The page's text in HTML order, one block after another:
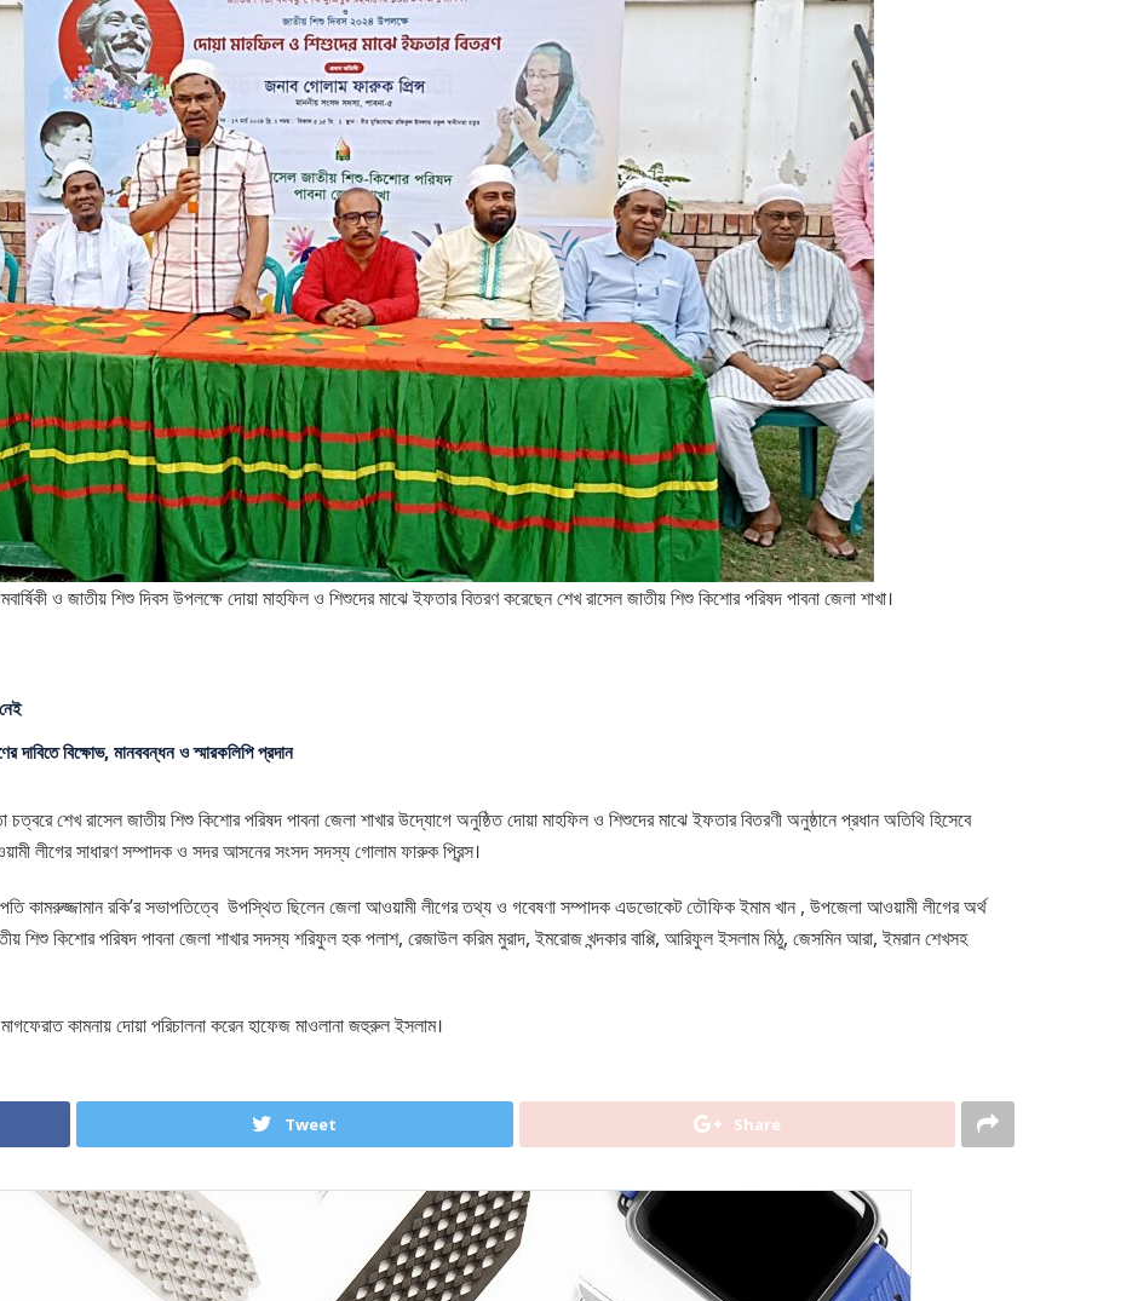
ও জাতীয় শিশু দিবস উপলক্ষে দোয়া মাহফিল ও শিশুদের মাঝে ইফতার বিতরণ করেছেন শেখ রাসেল জাতীয় শিশু কিশোর পরিষদ পাবনা জেলা শাখা।
দাবিতে বিক্ষোভ, মানববন্ধন ও স্মারকলিপি প্রদান
চত্বরে শেখ রাসেল জাতীয় শিশু কিশোর পরিষদ পাবনা জেলা শাখার উদ্যোগে অনুষ্ঠিত দোয়া মাহফিল ও শিশুদের মাঝে ইফতার বিতরণী অনুষ্ঠানে প্রধান অতিথি হিসেবে
লীগের সাধারণ সম্পাদক ও সদর আসনের সংসদ সদস্য গোলাম ফারুক প্রিন্স।
কামরুজ্জামান রকি’র সভাপতিত্বে উপস্থিত ছিলেন জেলা আওয়ামী লীগের তথ্য ও গবেষণা সম্পাদক এডভোকেট তৌফিক ইমাম খান , উপজেলা আওয়ামী লীগের অর্থ
শিশু কিশোর পরিষদ পাবনা জেলা শাখার সদস্য শরিফুল হক পলাশ, রেজাউল করিম মুরাদ, ইমরোজ খন্দকার বাপ্পি, আরিফুল ইসলাম মিঠু, জেসমিন আরা, ইমরান শেখসহ
কামনায় দোয়া পরিচালনা করেন হাফেজ মাওলানা জহুরুল ইসলাম।
Tweet Share